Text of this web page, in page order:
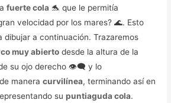
fuerte cola 🐬 que le permitía
velocidad por los mares? 🌊. Esto
dibujar a continuación. Trazaremos
muy abierto desde la altura de la
su ojo derecho 👁️‍🗨️ y lo
maneracurvilínea, terminando así en
supuntiaguda cola.